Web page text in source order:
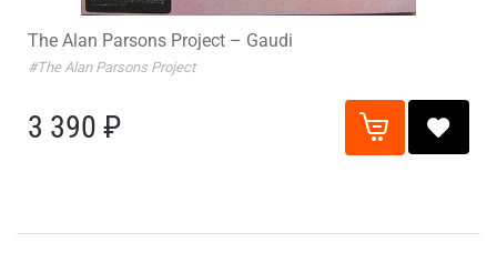
The Alan Parsons Project – Gaudi
#The Alan Parsons Project
3 390 ₽